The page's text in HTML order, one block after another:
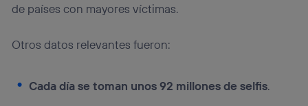
de países con mayores víctimas.
Otros datos relevantes fueron:
Cada día se toman unos 92 millones de selfis.